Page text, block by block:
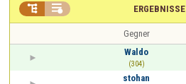
ERGEBNISSE
 
Gegner
Waldo
(304)
stohan